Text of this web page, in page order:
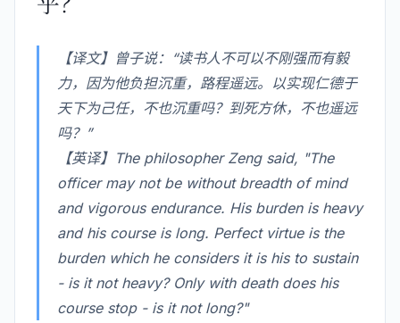
【译文】曾子说：“读书人不可以不刚强而有毅
力，因为他负担沉重，路程遥远。以实现仁德于
天下为己任，不也沉重吗？到死方休，不也遥远
吗？”
【英译】The philosopher Zeng said, "The
officer may not be without breadth of mind
and vigorous endurance. His burden is heavy
and his course is long. Perfect virtue is the
burden which he considers it is his to sustain
- is it not heavy? Only with death does his
course stop - is it not long?"